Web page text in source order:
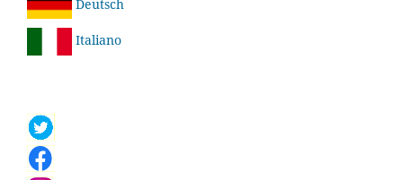
Deutsch
Italiano